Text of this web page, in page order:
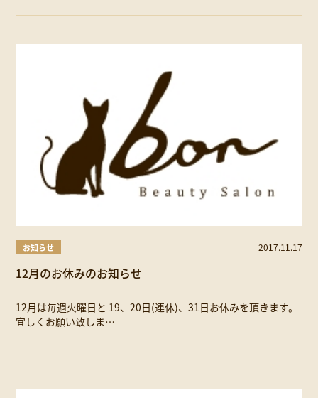
お知らせ 2017.11.17
12月のお休みのお知らせ
12月は毎週火曜日と 19、20日(連休)、31日お休みを頂きます。
宜しくお願い致しま…